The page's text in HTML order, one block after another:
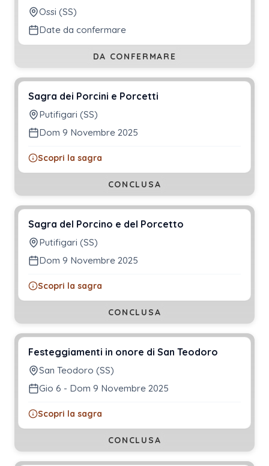
Ossi (SS)
Date da confermare
DA CONFERMARE
Sagra dei Porcini e Porcetti
Putifigari (SS)
Dom 9 Novembre 2025
Scopri la sagra
CONCLUSA
Sagra del Porcino e del Porcetto
Putifigari (SS)
Dom 9 Novembre 2025
Scopri la sagra
CONCLUSA
Festeggiamenti in onore di San Teodoro
San Teodoro (SS)
Gio 6 - Dom 9 Novembre 2025
Scopri la sagra
CONCLUSA